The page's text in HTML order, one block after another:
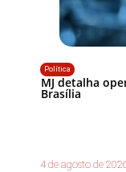
Política
MJ detalha
Brasília
4 de agosto de